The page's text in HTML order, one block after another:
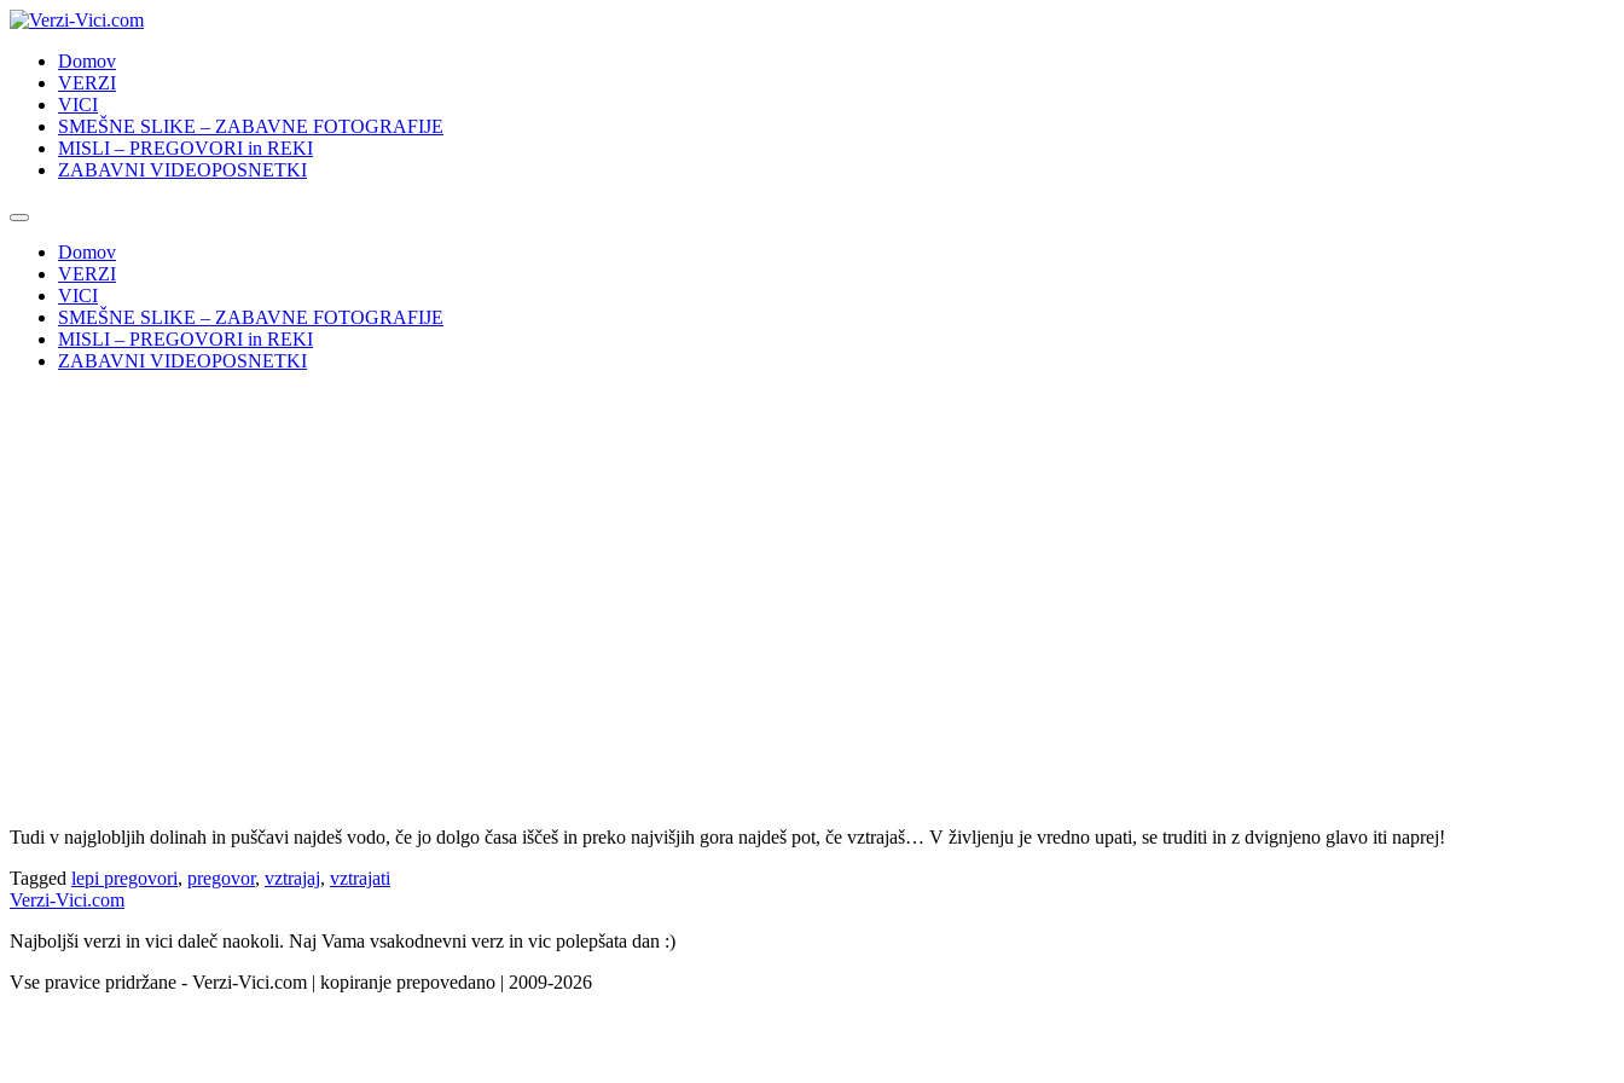
Skip
contentDomov
VERZI
VICI
SMEŠNE SLIKE – ZABAVNE FOTOGRAFIJE
MISLI – PREGOVORI in REKI
ZABAVNI VIDEOPOSNETKI
Domov
VERZI
VICI
SMEŠNE SLIKE – ZABAVNE FOTOGRAFIJE
MISLI – PREGOVORI in REKI
ZABAVNI VIDEOPOSNETKI
Tudi v najglobljih dolinah in puščavi najdeš vodo, če jo dolgo časa iščeš in preko najvišjih gora najdeš pot, če vztrajaš… V življenju je vredno upati, se truditi in z dvignjeno glavo iti naprej!
Tagged lepi pregovori, pregovor, vztrajaj, vztrajati
Verzi-Vici.com
Najboljši verzi in vici daleč naokoli. Naj Vama vsakodnevni verz in vic polepšata dan :)
Vse pravice pridržane - Verzi-Vici.com | kopiranje prepovedano | 2009-2026